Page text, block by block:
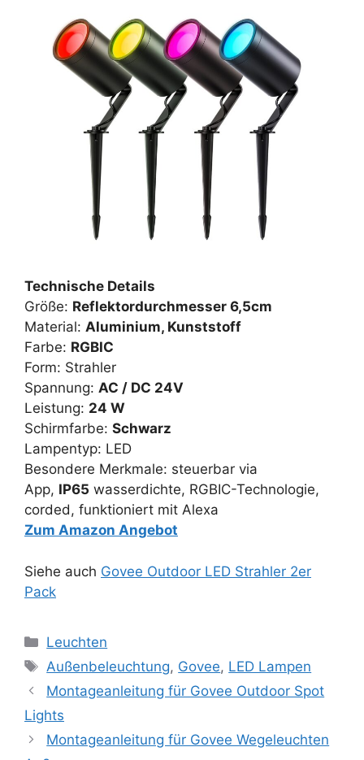
Technische Details
Größe: Reflektordurchmesser 6,5cm
Material: ‎‎Aluminium, Kunststoff
Farbe: RGBIC
Form: Strahler
Spannung: AC / DC 24V
Leistung: 24 W
Schirmfarbe: ‎ Schwarz
Lampentyp: LED
Besondere Merkmale: steuerbar via
App, IP65 wasserdichte, RGBIC-Technologie,
corded, funktioniert mit Alexa
Zum Amazon Angebot
Siehe auch Govee Outdoor LED Strahler 2er
Pack
Kategorien
Leuchten
Schlagwörter
Außenbeleuchtung, Govee, LED Lampen
Montageanleitung für Govee Outdoor Spot
Lights
Montageanleitung für Govee Wegeleuchten